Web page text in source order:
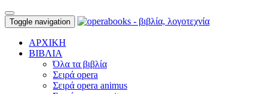
Toggle navigation
ΑΡΧΙΚΗ
ΒΙΒΛΙΑ
Όλα τα βιβλία
Σειρά opera
Σειρά opera animus